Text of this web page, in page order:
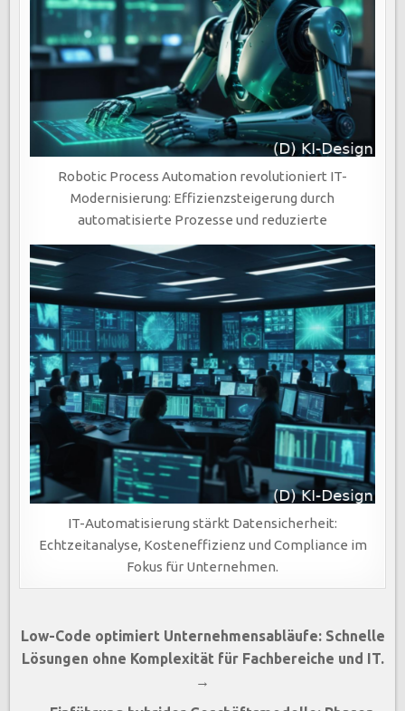
Robotic Process Automation revolutioniert IT-
Modernisierung: Effizienzsteigerung durch
automatisierte Prozesse und reduzierte
IT-Automatisierung stärkt Datensicherheit:
Echtzeitanalyse, Kosteneffizienz und Compliance im
Fokus für Unternehmen.
Beitragsnavigation
Low-Code optimiert Unternehmensabläufe: Schnelle
Lösungen ohne Komplexität für Fachbereiche und IT.
→